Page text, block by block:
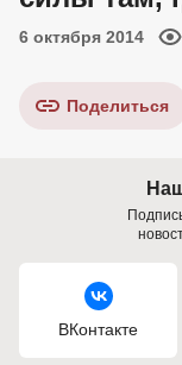
6 октября 2014
Поделиться
ВКонтакте